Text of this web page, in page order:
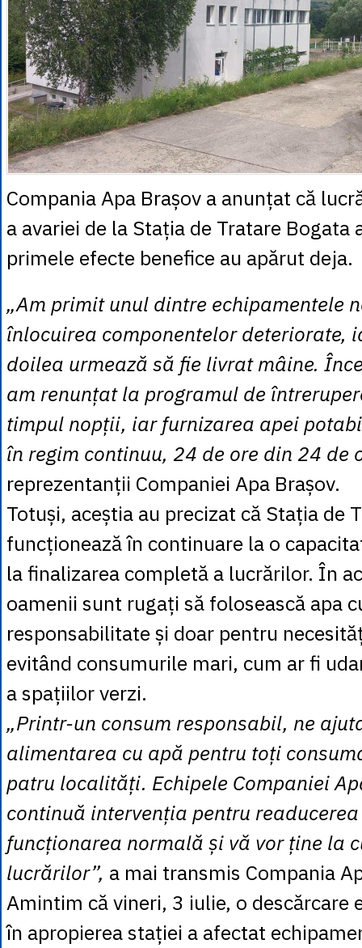
Compania Apa Brașov a anunțat că
a avariei de la Stația de Tratare Bogata
primele efecte benefice au apărut deja.
„Am primit unul dintre echipamentele
înlocuirea componentelor deteriorate,
doilea urmează să fie livrat mâine.
am renunțat la programul de
timpul nopții, iar furnizarea apei
în regim continuu, 24 de ore din 24 de
reprezentanții Companiei Apa Brașov.
Totuși, aceștia au precizat că Stația de
funcționează în continuare la o
la finalizarea completă a lucrărilor. În
oamenii sunt rugați să folosească apa
responsabilitate și doar pentru
evitând consumurile mari, cum ar fi
a spațiilor verzi.
„Printr-un consum responsabil, ne
alimentarea cu apă pentru toți
patru localități. Echipele Companiei
continuă intervenția pentru
funcționarea normală și vă vor ține la
lucrărilor”, a mai transmis Compania
Amintim că vineri, 3 iulie, o descărcare
în apropierea stației a afectat